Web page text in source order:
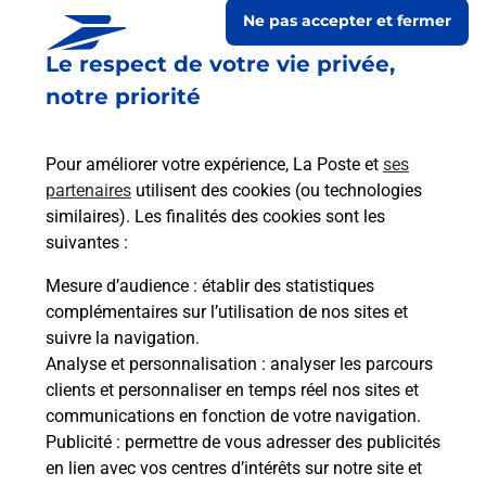
Le respect de votre vie privée,
notre priorité
Pour améliorer votre expérience, La Poste et ses
partenaires utilisent des cookies (ou technologies
similaires). Les finalités des cookies sont les
suivantes :
Mesure d’audience : établir des statistiques
complémentaires sur l’utilisation de nos sites et
suivre la navigation.
Analyse et personnalisation : analyser les parcours
clients et personnaliser en temps réel nos sites et
communications en fonction de votre navigation.
Publicité : permettre de vous adresser des publicités
en lien avec vos centres d’intérêts sur notre site et
Ne pas accepter et fermer
Collecte du courrier aujourd'hui à 08h30
1 Place De La Mairie
70110 Oppenans
Itinéraire
Le lien s'ouvre dans un nouvel onglet